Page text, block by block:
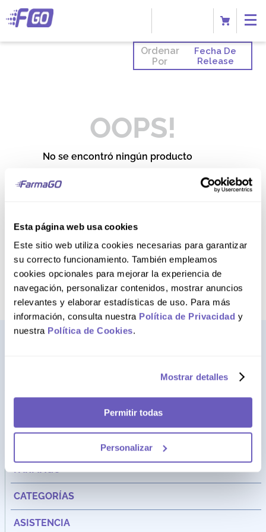
Esta página web usa cookies
Este sitio web utiliza cookies necesarias para garantizar
su correcto funcionamiento. También empleamos
cookies opcionales para mejorar la experiencia de
navegación, personalizar contenidos, mostrar anuncios
relevantes y elaborar estadísticas de uso. Para más
información, consulta nuestra Política de Privacidad y
nuestra Política de Cookies.
Mostrar detalles
Permitir todas
Personalizar
Ordenar
Por
Fecha De
Release
OOPS!
No se encontró ningún producto
Intenta utilizar una sola palabra
búsqueda
Intenta buscar sinónimos del
término deseado
Av. Santa Cecilia Nro. 265 Ate - Lima, Perú
FARMAGO
CATEGORÍAS
ASISTENCIA